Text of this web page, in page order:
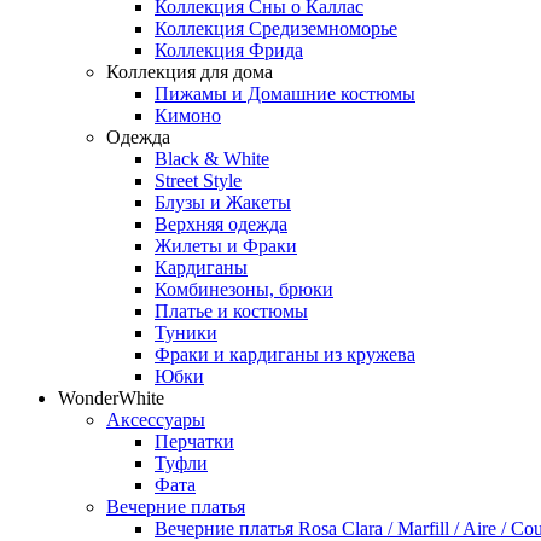
Коллекция Сны о Каллас
Коллекция Средиземноморье
Коллекция Фрида
Коллекция для дома
Пижамы и Домашние костюмы
Кимоно
Одежда
Black & White
Street Style
Блузы и Жакеты
Верхняя одежда
Жилеты и Фраки
Кардиганы
Комбинезоны, брюки
Платье и костюмы
Туники
Фраки и кардиганы из кружева
Юбки
WonderWhite
Аксессуары
Перчатки
Туфли
Фата
Вечерние платья
Вечерние платья Rosa Clara / Marfill / Aire /